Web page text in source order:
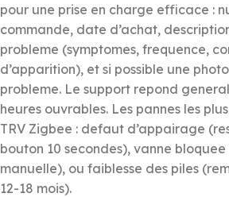
pour une prise en charge efficace :
commande, date d’achat,
probleme (symptomes, frequence,
d’apparition), et si possible une
probleme. Le support repond
heures ouvrables. Les pannes les
TRV Zigbee : defaut d’appairage
bouton 10 secondes), vanne
manuelle), ou faiblesse des piles
12-18 mois).